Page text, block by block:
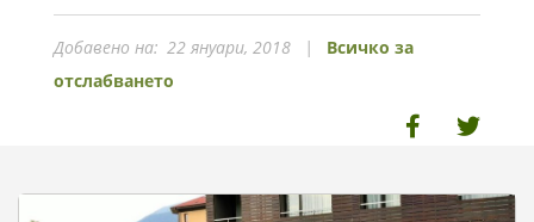
Добавено на: 22 януари, 2018
Всичко за
отслабването